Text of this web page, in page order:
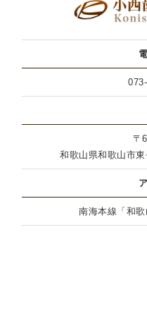
〒
和歌山県和歌山市
南海本線「和